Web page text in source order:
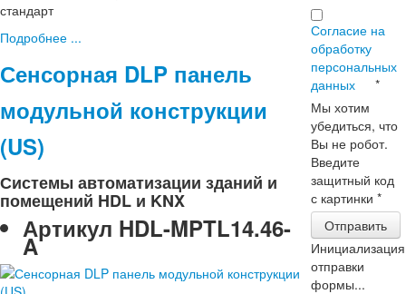
стандарт
Подробнее ...
Сенсорная DLP панель
модульной конструкции
(US)
Системы автоматизации зданий и
помещений HDL и KNX
Артикул HDL-MPTL14.46-
A
Согласие на
обработку
персональных
данных
*
Мы хотим
убедиться, что
Вы не робот.
Введите
защитный код
с картинки*
Отправить
Инициализация
отправки
формы...